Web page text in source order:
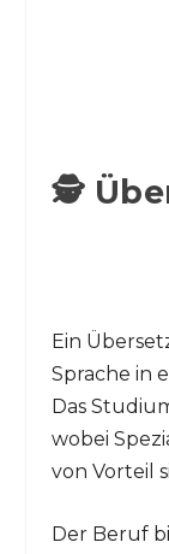
🕵️
Ein
Sprache in
Das
wobei
von Vorteil
Der Beruf